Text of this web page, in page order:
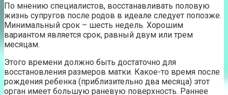
По мнению специалистов, восстанавливать половую
жизнь супругов после родов в идеале следует попозже.
Минимальный срок – шесть недель. Хорошим
вариантом является срок, равный двум или трем
месяцам.
Этого времени должно быть достаточно для
восстановления размеров матки. Какое-то время после
рождения ребенка (приблизительно два месяца) этот
орган имеет большую раневую поверхность. Раннее